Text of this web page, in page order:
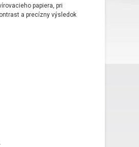
a sociálnych sietí
spoločnosti a
nezabudnite
papiera, pri
a precízny výsledok